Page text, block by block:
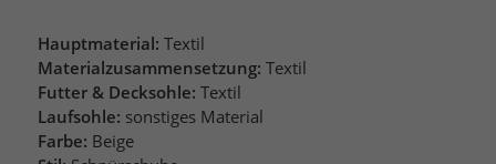
Hauptmaterial: Textil
Materialzusammensetzung: Textil
Futter & Decksohle: Textil
Laufsohle: sonstiges Material
Farbe: Beige